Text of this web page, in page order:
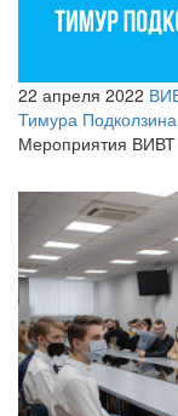
22 апреля 2022
Тимура Подколзина
Мероприятия ВИВТ